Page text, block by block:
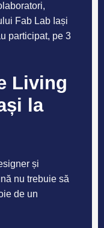
Fab Lab Iași
participat, pe 3
Living
la
și
nu trebuie să
de un